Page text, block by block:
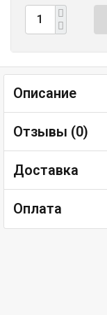
Описание
Отзывы (0)
Доставка
Оплата